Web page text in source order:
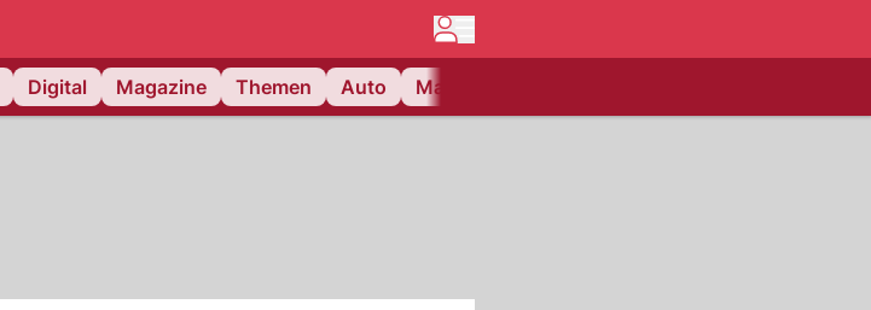
Digital Magazine Themen Auto Matchcenter